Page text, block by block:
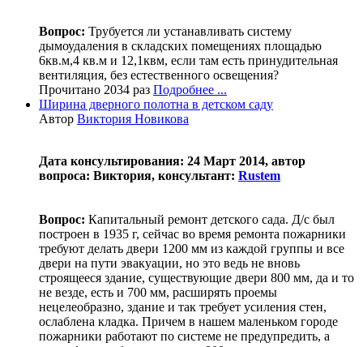
Вопрос: Трубуется ли устанавливать систему
дымоудаления в складских помещениях площадью
6кв.м,4 кв.м и 12,1квм, если там есть принудительная
вентиляция, без естественного освещения?
Прочитано 2034 раз Подробнее ...
Ширина дверного полотна в детском саду
Автор Виктория Новикова
Дата консультирования: 24 Март 2014, автор
вопроса: Виктория, консультант: Rustem
Вопрос: Капитальный ремонт детского сада. Д/с был
построен в 1935 г, сейчас во время ремонта пожарники
требуют делать двери 1200 мм из каждой группы и все
двери на пути эвакуации, но это ведь не вновь
строящееся здание, существующие двери 800 мм, да и то
не везде, есть и 700 мм, расширять проемы
нецелеобразно, здание и так требует усиления стен,
ослаблена кладка. Причем в нашем маленьком городе
пожарники работают по системе не предупредить, а